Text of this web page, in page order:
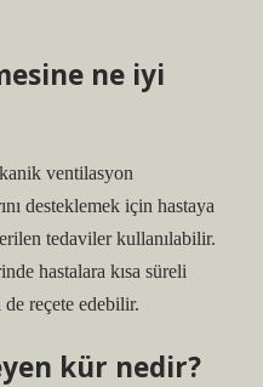
ne iyi
ventilasyon
desteklemek için hastaya
tedaviler kullanılabilir.
hastalara kısa süreli
reçete edebilir.
kür nedir?